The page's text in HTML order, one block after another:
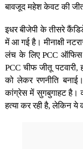
बावजूद महेश केवट की
इधर बीजेपी के तीसरे
में आ गई है। मीनाक्षी
लंच के लिए PCC ऑफिस
PCC चीफ जीतू पटवारी,
को लेकर रणनीति
कांग्रेस में सुगबुगाहट है।
हत्या कर रही है, लेकिन ये